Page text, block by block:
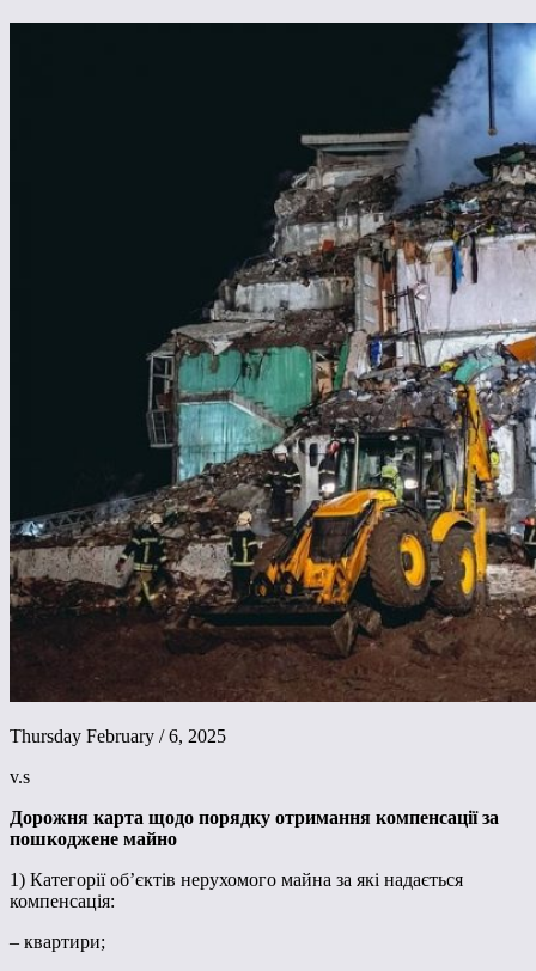
Thursday February / 6, 2025
v.s
Дорожня карта щодо порядку отримання компенсації за
пошкоджене майно
1) Категорії об’єктів нерухомого майна за які надається
компенсація:
– квартири;